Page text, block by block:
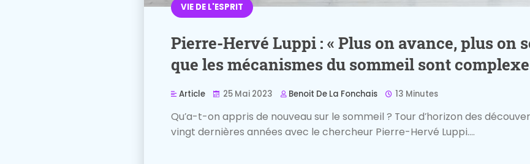
VIE DE L'ESPRIT
Pierre-Hervé Luppi : « Plus on avance, plus on
que les mécanismes du sommeil sont
Article 25 Mai 2023 Benoit De La Fonchais 13 Minutes
Qu’a-t-on appris de nouveau sur le sommeil ? Tour d’horizon des
vingt dernières années avec le chercheur Pierre-Hervé Luppi....